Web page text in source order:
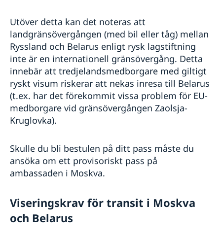
Utöver detta kan det noteras att
landgränsövergången (med bil eller tåg) mellan
Ryssland och Belarus enligt rysk lagstiftning
inte är en internationell gränsövergång. Detta
innebär att tredjelandsmedborgare med giltigt
ryskt visum riskerar att nekas inresa till Belarus
(t.ex. har det förekommit vissa problem för EU-
medborgare vid gränsövergången Zaolsja-
Kruglovka).
Skulle du bli bestulen på ditt pass måste du
ansöka om ett provisoriskt pass på
ambassaden i Moskva.
Viseringskrav för transit i Moskva
och Belarus